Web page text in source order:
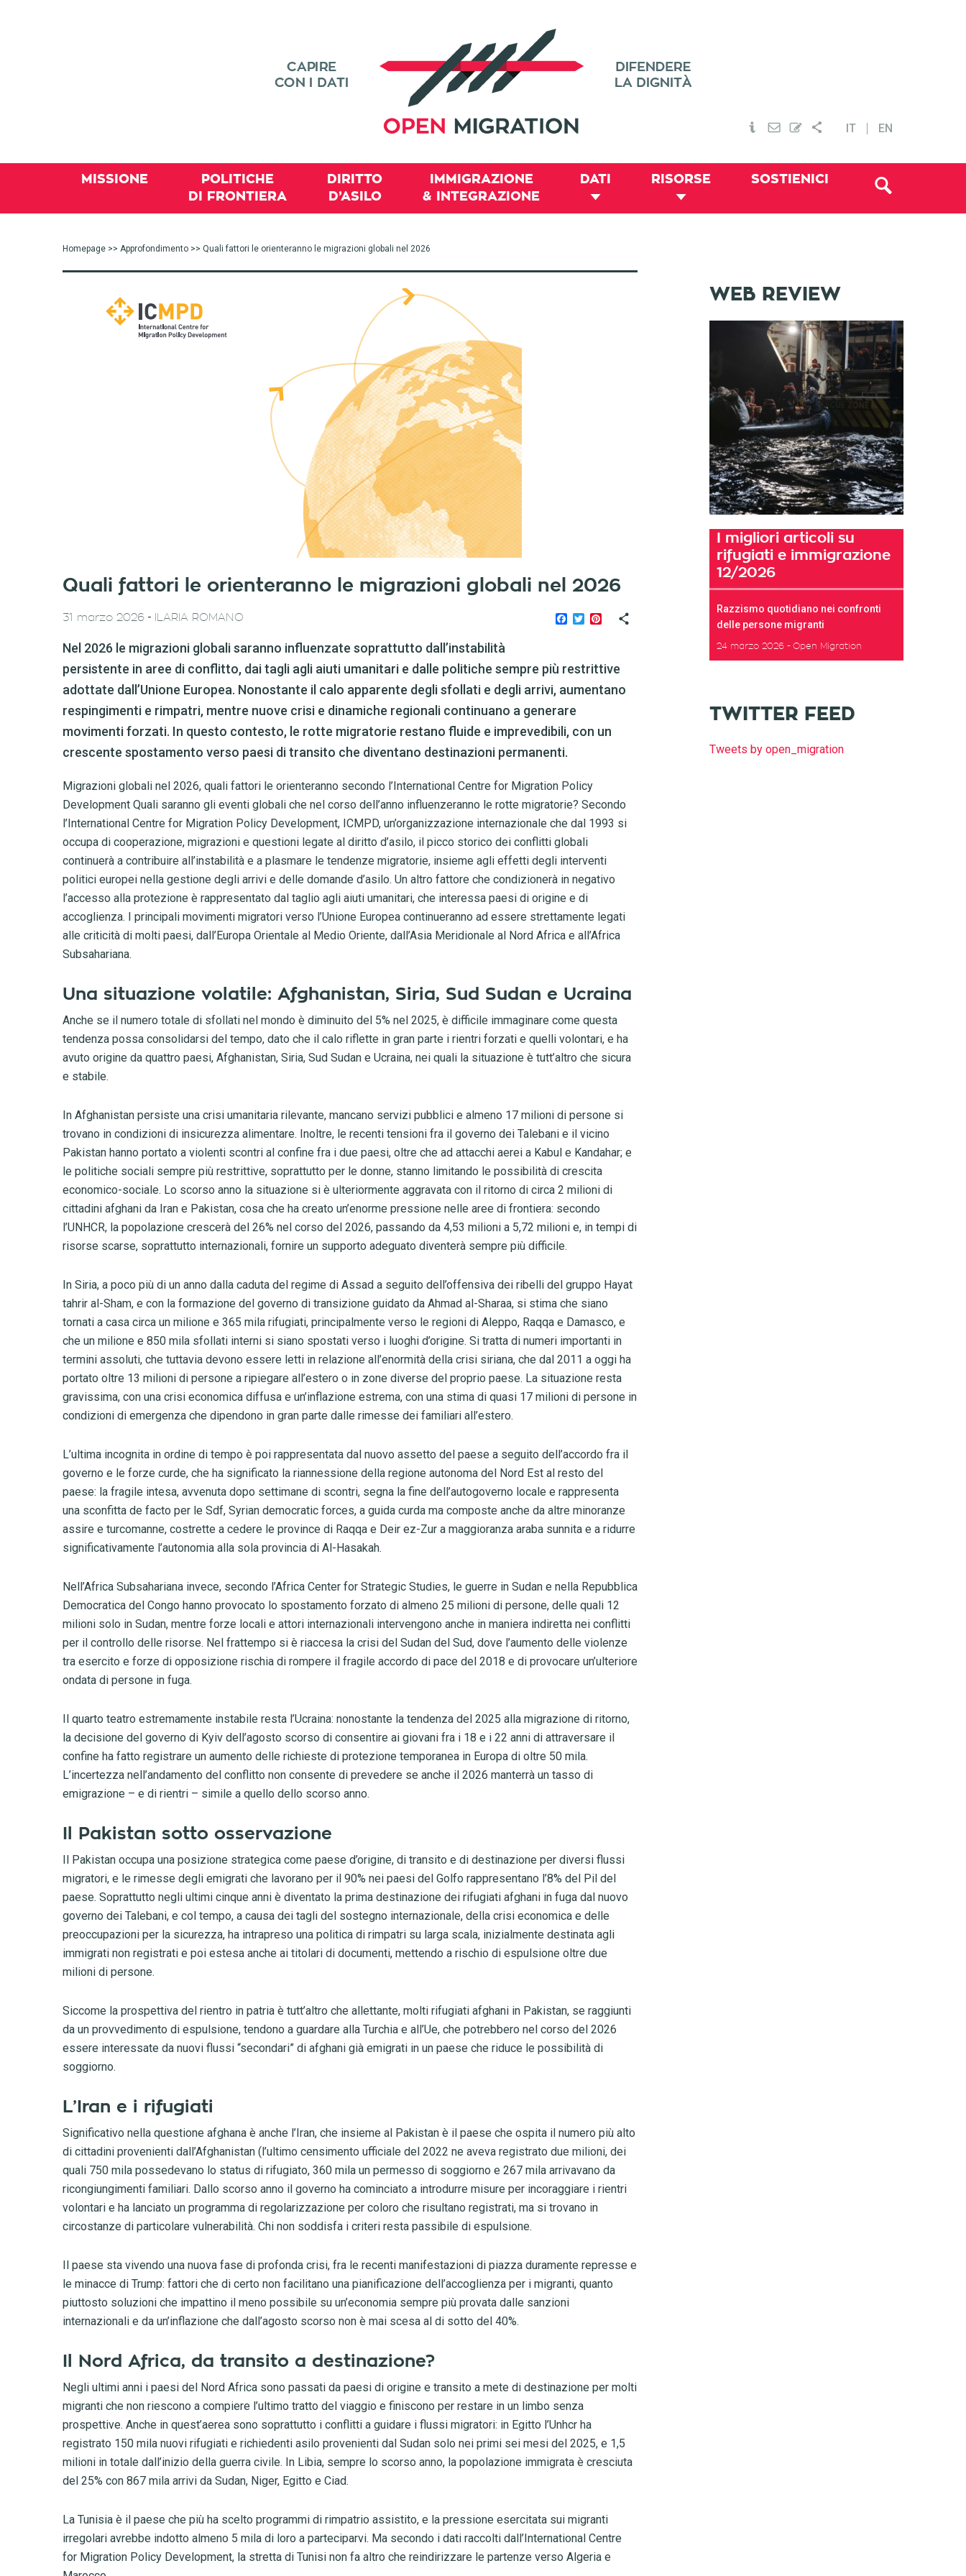
IT EN
MISSIONE
POLITICHE
DI FRONTIERA
DIRITTO
D’ASILO
IMMIGRAZIONE
& INTEGRAZIONE
DATI RISORSE SOSTIENICI
Homepage >> Approfondimento >> Quali fattori le orienteranno le migrazioni globali nel 2026
Quali fattori le orienteranno le migrazioni globali nel 2026
Facebook
TwitterPinterest
31 marzo 2026 - ILARIA ROMANO
Nel 2026 le migrazioni globali saranno influenzate soprattutto dall’instabilità
persistente in aree di conflitto, dai tagli agli aiuti umanitari e dalle politiche sempre più restrittive
adottate dall’Unione Europea. Nonostante il calo apparente degli sfollati e degli arrivi, aumentano
respingimenti e rimpatri, mentre nuove crisi e dinamiche regionali continuano a generare
movimenti forzati. In questo contesto, le rotte migratorie restano fluide e imprevedibili, con un
crescente spostamento verso paesi di transito che diventano destinazioni permanenti.
Migrazioni globali nel 2026, quali fattori le orienteranno secondo l’International Centre for Migration Policy
Development Quali saranno gli eventi globali che nel corso dell’anno influenzeranno le rotte migratorie? Secondo
l’International Centre for Migration Policy Development, ICMPD, un’organizzazione internazionale che dal 1993 si
occupa di cooperazione, migrazioni e questioni legate al diritto d’asilo, il picco storico dei conflitti globali
continuerà a contribuire all’instabilità e a plasmare le tendenze migratorie, insieme agli effetti degli interventi
politici europei nella gestione degli arrivi e delle domande d’asilo. Un altro fattore che condizionerà in negativo
l’accesso alla protezione è rappresentato dal taglio agli aiuti umanitari, che interessa paesi di origine e di
accoglienza. I principali movimenti migratori verso l’Unione Europea continueranno ad essere strettamente legati
alle criticità di molti paesi, dall’Europa Orientale al Medio Oriente, dall’Asia Meridionale al Nord Africa e all’Africa
Subsahariana.
Una situazione volatile: Afghanistan, Siria, Sud Sudan e Ucraina
Anche se il numero totale di sfollati nel mondo è diminuito del 5% nel 2025, è difficile immaginare come questa
tendenza possa consolidarsi del tempo, dato che il calo riflette in gran parte i rientri forzati e quelli volontari, e ha
avuto origine da quattro paesi, Afghanistan, Siria, Sud Sudan e Ucraina, nei quali la situazione è tutt’altro che sicura
e stabile.
In Afghanistan persiste una crisi umanitaria rilevante, mancano servizi pubblici e almeno 17 milioni di persone si
trovano in condizioni di insicurezza alimentare. Inoltre, le recenti tensioni fra il governo dei Talebani e il vicino
Pakistan hanno portato a violenti scontri al confine fra i due paesi, oltre che ad attacchi aerei a Kabul e Kandahar; e
le politiche sociali sempre più restrittive, soprattutto per le donne, stanno limitando le possibilità di crescita
economico-sociale. Lo scorso anno la situazione si è ulteriormente aggravata con il ritorno di circa 2 milioni di
cittadini afghani da Iran e Pakistan, cosa che ha creato un’enorme pressione nelle aree di frontiera: secondo
l’UNHCR, la popolazione crescerà del 26% nel corso del 2026, passando da 4,53 milioni a 5,72 milioni e, in tempi di
risorse scarse, soprattutto internazionali, fornire un supporto adeguato diventerà sempre più difficile.
In Siria, a poco più di un anno dalla caduta del regime di Assad a seguito dell’offensiva dei ribelli del gruppo Hayat
tahrir al-Sham, e con la formazione del governo di transizione guidato da Ahmad al-Sharaa, si stima che siano
tornati a casa circa un milione e 365 mila rifugiati, principalmente verso le regioni di Aleppo, Raqqa e Damasco, e
che un milione e 850 mila sfollati interni si siano spostati verso i luoghi d’origine. Si tratta di numeri importanti in
termini assoluti, che tuttavia devono essere letti in relazione all’enormità della crisi siriana, che dal 2011 a oggi ha
portato oltre 13 milioni di persone a ripiegare all’estero o in zone diverse del proprio paese. La situazione resta
gravissima, con una crisi economica diffusa e un’inflazione estrema, con una stima di quasi 17 milioni di persone in
condizioni di emergenza che dipendono in gran parte dalle rimesse dei familiari all’estero.
L’ultima incognita in ordine di tempo è poi rappresentata dal nuovo assetto del paese a seguito dell’accordo fra il
governo e le forze curde, che ha significato la riannessione della regione autonoma del Nord Est al resto del
paese: la fragile intesa, avvenuta dopo settimane di scontri, segna la fine dell’autogoverno locale e rappresenta
una sconfitta de facto per le Sdf, Syrian democratic forces, a guida curda ma composte anche da altre minoranze
assire e turcomanne, costrette a cedere le province di Raqqa e Deir ez-Zur a maggioranza araba sunnita e a ridurre
significativamente l’autonomia alla sola provincia di Al-Hasakah.
Nell’Africa Subsahariana invece, secondo l’Africa Center for Strategic Studies, le guerre in Sudan e nella Repubblica
Democratica del Congo hanno provocato lo spostamento forzato di almeno 25 milioni di persone, delle quali 12
milioni solo in Sudan, mentre forze locali e attori internazionali intervengono anche in maniera indiretta nei conflitti
per il controllo delle risorse. Nel frattempo si è riaccesa la crisi del Sudan del Sud, dove l’aumento delle violenze
tra esercito e forze di opposizione rischia di rompere il fragile accordo di pace del 2018 e di provocare un’ulteriore
ondata di persone in fuga.
Il quarto teatro estremamente instabile resta l’Ucraina: nonostante la tendenza del 2025 alla migrazione di ritorno,
la decisione del governo di Kyiv dell’agosto scorso di consentire ai giovani fra i 18 e i 22 anni di attraversare il
confine ha fatto registrare un aumento delle richieste di protezione temporanea in Europa di oltre 50 mila.
L’incertezza nell’andamento del conflitto non consente di prevedere se anche il 2026 manterrà un tasso di
emigrazione – e di rientri – simile a quello dello scorso anno.
Il Pakistan sotto osservazione
Il Pakistan occupa una posizione strategica come paese d’origine, di transito e di destinazione per diversi flussi
migratori, e le rimesse degli emigrati che lavorano per il 90% nei paesi del Golfo rappresentano l’8% del Pil del
paese. Soprattutto negli ultimi cinque anni è diventato la prima destinazione dei rifugiati afghani in fuga dal nuovo
governo dei Talebani, e col tempo, a causa dei tagli del sostegno internazionale, della crisi economica e delle
preoccupazioni per la sicurezza, ha intrapreso una politica di rimpatri su larga scala, inizialmente destinata agli
immigrati non registrati e poi estesa anche ai titolari di documenti, mettendo a rischio di espulsione oltre due
milioni di persone.
Siccome la prospettiva del rientro in patria è tutt’altro che allettante, molti rifugiati afghani in Pakistan, se raggiunti
da un provvedimento di espulsione, tendono a guardare alla Turchia e all’Ue, che potrebbero nel corso del 2026
essere interessate da nuovi flussi “secondari” di afghani già emigrati in un paese che riduce le possibilità di
soggiorno.
L’Iran e i rifugiati
Significativo nella questione afghana è anche l’Iran, che insieme al Pakistan è il paese che ospita il numero più alto
di cittadini provenienti dall’Afghanistan (l’ultimo censimento ufficiale del 2022 ne aveva registrato due milioni, dei
quali 750 mila possedevano lo status di rifugiato, 360 mila un permesso di soggiorno e 267 mila arrivavano da
ricongiungimenti familiari. Dallo scorso anno il governo ha cominciato a introdurre misure per incoraggiare i rientri
volontari e ha lanciato un programma di regolarizzazione per coloro che risultano registrati, ma si trovano in
circostanze di particolare vulnerabilità. Chi non soddisfa i criteri resta passibile di espulsione.
Il paese sta vivendo una nuova fase di profonda crisi, fra le recenti manifestazioni di piazza duramente represse e
le minacce di Trump: fattori che di certo non facilitano una pianificazione dell’accoglienza per i migranti, quanto
piuttosto soluzioni che impattino il meno possibile su un’economia sempre più provata dalle sanzioni
internazionali e da un’inflazione che dall’agosto scorso non è mai scesa al di sotto del 40%.
Il Nord Africa, da transito a destinazione?
Negli ultimi anni i paesi del Nord Africa sono passati da paesi di origine e transito a mete di destinazione per molti
migranti che non riescono a compiere l’ultimo tratto del viaggio e finiscono per restare in un limbo senza
prospettive. Anche in quest’aerea sono soprattutto i conflitti a guidare i flussi migratori: in Egitto l’Unhcr ha
registrato 150 mila nuovi rifugiati e richiedenti asilo provenienti dal Sudan solo nei primi sei mesi del 2025, e 1,5
milioni in totale dall’inizio della guerra civile. In Libia, sempre lo scorso anno, la popolazione immigrata è cresciuta
del 25% con 867 mila arrivi da Sudan, Niger, Egitto e Ciad.
La Tunisia è il paese che più ha scelto programmi di rimpatrio assistito, e la pressione esercitata sui migranti
irregolari avrebbe indotto almeno 5 mila di loro a parteciparvi. Ma secondo i dati raccolti dall’International Centre
for Migration Policy Development, la stretta di Tunisi non fa altro che reindirizzare le partenze verso Algeria e
WEB REVIEW
I migliori articoli su
rifugiati e immigrazione
12/2026
Razzismo quotidiano nei confronti
delle persone migranti
24 marzo 2026 Open Migration
TWITTER FEED
Tweets by open_migration